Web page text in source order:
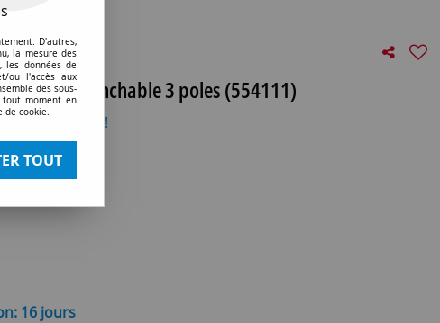
enfichchable 3 poles (554111)
votre avis !
16 jours
D'autres,
la mesure des
les données de
ou l'accès aux
des sous-
tout moment en
de cookie.
TOUT